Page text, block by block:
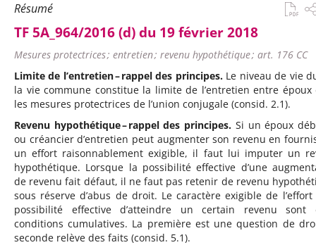
Résumé
TF 5A_964/2016 (d) du 19 février 2018
Mesures protectrices ; entretien ; revenu hypothétique ; art. 176 CC
Limite de l’entretien – rappel des principes.Le niveau de vie
la vie commune constitue la limite de l’entretien entre époux
les mesures protectrices de l’union conjugale (consid. 2.1).
Revenu hypothétique – rappel des principes. Si un époux
ou créancier d’entretien peut augmenter son revenu en
un effort raisonnablement exigible, il faut lui imputer un
hypothétique. Lorsque la possibilité effective d’une
de revenu fait défaut, il ne faut pas retenir de revenu
sous réserve d’abus de droit. Le caractère exigible de
possibilité effective d’atteindre un certain revenu sont
conditions cumulatives. La première est une question de
seconde relève des faits (consid. 5.1).